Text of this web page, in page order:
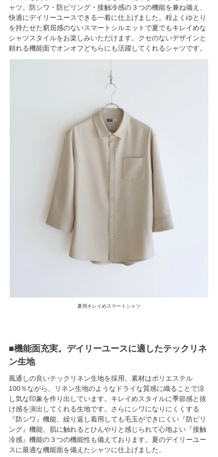
ャツ。防シワ・防ピリング・接触冷感の３つの機能を兼ね備え、
快適にデイリーユースできる一着に仕上げました。程よくゆとり
を持たせた窮屈感のないスマートシルエットで夏でもキレイめな
シャツスタイルをお楽しみいただけます。クセのないデザインと
頼れる機能面でオンオフどちらにも活躍してくれるシャツです。
夏用キレイめスマートシャツ
■機能面充実。デイリーユースに適したテックリネ
ン生地
風通しの良いテックリネン生地を採用。素材はポリエステル
100％ながら、リネン生地のようなドライな質感に織ることで涼
し気な印象を作り出しています。キレイめスタイルに季節感と抜
け感を演出してくれる生地です。さらにシワになりにくくする
『防シワ』機能、繰り返し着用しても毛玉ができにくい『防ピリ
ング』機能、肌に触れるとひんやりと感じられて心地よい『接触
冷感』機能の３つの機能性も備えております。夏のデイリーユー
スに最適な機能面を備えたシャツに仕上げました。